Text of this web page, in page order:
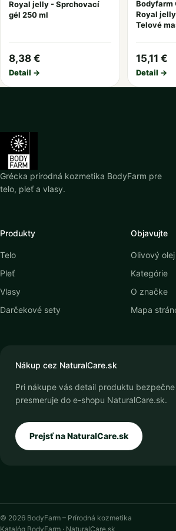
Royal jelly - Sprchovací
gél 250 ml
8,38 €
Detail →
Bodyfarm
Royal
Telové
15,11 €
Detail →
Grécka prírodná kozmetika BodyFarm pre
telo, pleť a vlasy.
Produkty
Telo
Pleť
Vlasy
Darčekové sety
Objavujte
Olivový olej
Kategórie
O značke
Mapa
Nákup cez NaturalCare.sk
Pri nákupe vás detail produktu bezpečne
presmeruje do e-shopu NaturalCare.sk.
Prejsť na NaturalCare.sk
© 2026 BodyFarm – Prírodná kozmetika
Katalóg BodyFarm · NaturalCare.sk